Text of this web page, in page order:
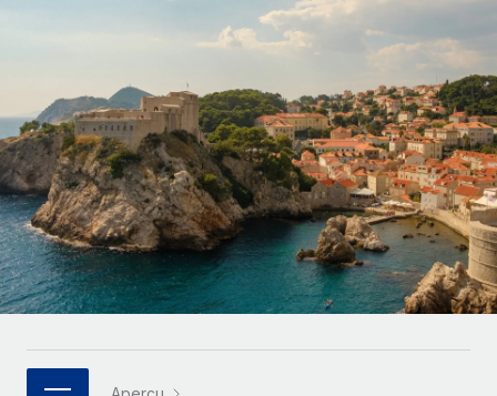
Intégrez et gérez vos freelances partout dans le monde
Sous-traitez les opérations complexes liées à l’emploi
INFRASTRUCTURE
Intégration Remote
Intégrez vos RH aux flux de travail en toute simplicité
Plateforme
Des fonctions RH clés intégrées pour votre équipe
Connectez n'importe quel outil d’IA à Remote grâce à
Examinez notre service par rapport aux autres
CROISSANCE
Start-ups
Des solutions agiles et internationales pour les RH et la
paie des entreprises en pleine croissance
Entreprises intermédiaires
Développez vos équipes avec des solutions RH sur
mesure
Entreprise
Les RH à l’international pour les grandes entreprises
Découvrez les devises disponibles et les vitesses de
paiement pour vos freelances internationaux
APPRENDRE AVEC REMOTE
Recherche et guides
Études de cas
Checklists et modèles
Français
Deutsch
Español
Italiano
Português (Portugal)
日本語
Connexion